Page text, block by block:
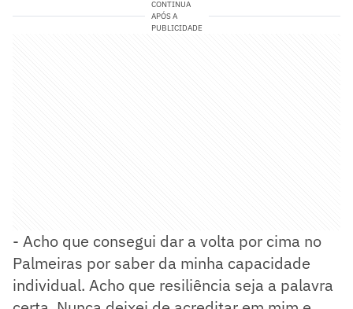
CONTINUA
APÓS A
PUBLICIDADE
- Acho que consegui dar a volta por cima no
Palmeiras por saber da minha capacidade
individual. Acho que resiliência seja a palavra